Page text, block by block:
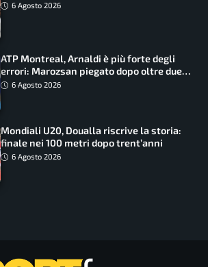
6 Agosto 2026
ATP Montreal, Arnaldi è più forte degli
errori: Marozsan piegato dopo oltre due
ore6 Agosto 2026
Mondiali U20, Doualla riscrive la storia:
finale nei 100 metri dopo trent’anni
6 Agosto 2026